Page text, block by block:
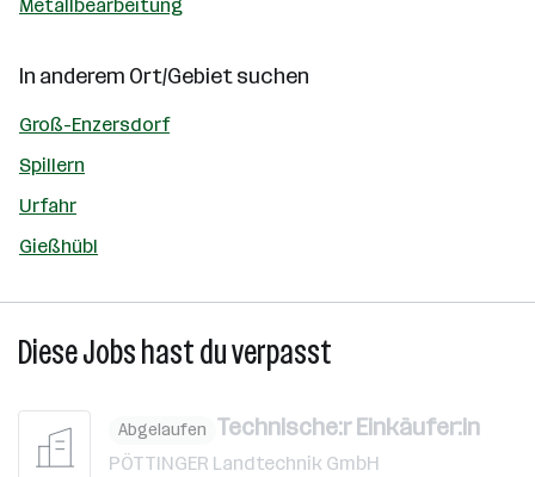
Metallbearbeitung
In anderem Ort/Gebiet suchen
Groß-Enzersdorf
Spillern
Urfahr
Gießhübl
Diese Jobs hast du verpasst
Abgelaufen Technische:r Einkäufer:in
PÖTTINGER Landtechnik GmbH